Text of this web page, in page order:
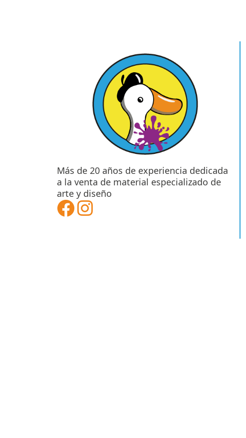
$854.00
en
la
página
de
producto
Más de 20 años de experiencia dedicada
a la venta de material especializado de
arte y diseño